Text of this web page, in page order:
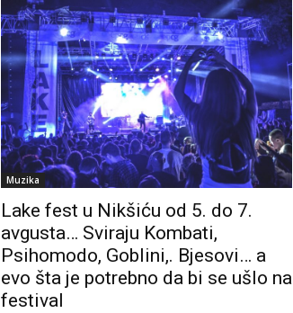
Muzika
Lake fest u Nikšiću od 5. do 7.
avgusta… Sviraju Kombati,
Psihomodo, Goblini,. Bjesovi… a
evo šta je potrebno da bi se ušlo na
festival